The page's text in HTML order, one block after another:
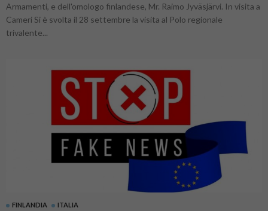
Armamenti, e dell'omologo finlandese, Mr. Raimo Jyväsjärvi. In visita a
Cameri Si è svolta il 28 settembre la visita al Polo regionale
trivalente...
FINLANDIA ITALIA